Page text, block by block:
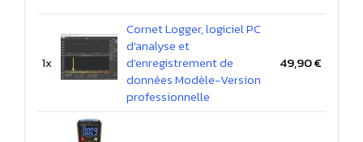
1x
Cornet Logger, logiciel PC
d'analyse et
d'enregistrement de
données Modèle-Version
professionnelle
49,90 €